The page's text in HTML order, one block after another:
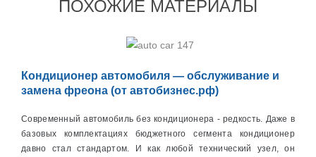
ПОХОЖИЕ МАТЕРИАЛЫ
Кондиционер автомобиля — обслуживание и
замена фреона (от автобизнес.рф)
Современный автомобиль без кондиционера - редкость. Даже в
базовых комплектациях бюджетного сегмента кондиционер
давно стал стандартом. И как любой технический узел, он